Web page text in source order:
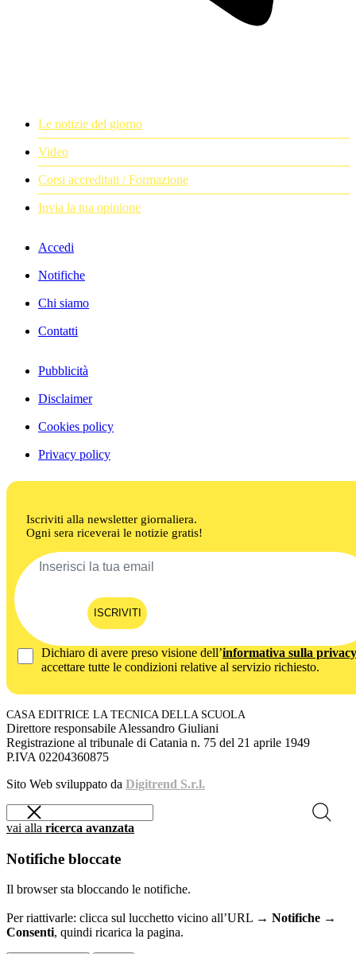
Le notizie del giorno
Video
Corsi accreditati / Formazione
Invia la tua opinione
Accedi
Notifiche
Chi siamo
Contatti
Pubblicità
Disclaimer
Cookies policy
Privacy policy
Iscriviti alla newsletter giornaliera.
Ogni sera riceverai le notizie gratis!
ISCRIVITI
Dichiaro di avere preso visione dell’informativa sulla privacy
accettare tutte le condizioni relative al servizio richiesto.
CASA EDITRICE LA TECNICA DELLA SCUOLA
Direttore responsabile Alessandro Giuliani
Registrazione al tribunale di Catania n. 75 del 21 aprile 1949
P.IVA 02204360875
Sito Web sviluppato da Digitrend S.r.l.
vai alla ricerca avanzata
Notifiche bloccate
Il browser sta bloccando le notifiche.
Per riattivarle: clicca sul lucchetto vicino all’URL → Notifiche →
Consenti, quindi ricarica la pagina.